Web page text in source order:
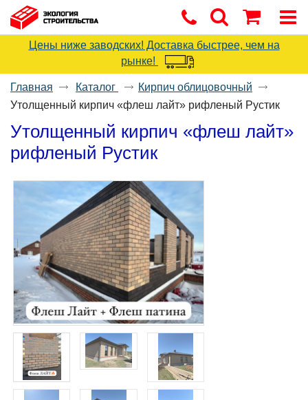
Цены ниже заводских! Доставка быстрее, чем на
рынке!
Главная Каталог
Кирпич облицовочный
Утолщенный кирпич «флеш лайт» рифленый Рустик
Утолщенный кирпич «флеш лайт»
рифленый Рустик